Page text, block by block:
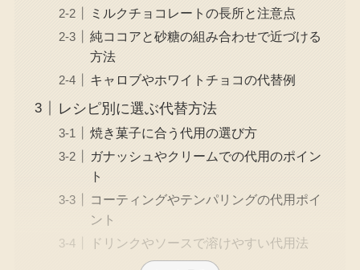
ミルクチョコレートの長所と注意点
純ココアと砂糖の組み合わせで近づける
方法
キャロブやホワイトチョコの代替例
レシピ別に選ぶ代替方法
焼き菓子に合う代用の選び方
ガナッシュやクリームでの代用のポイン
ト
コーティングやテンパリングの代用ポイ
ント
ドリンクやソースで溶けやすい代用法